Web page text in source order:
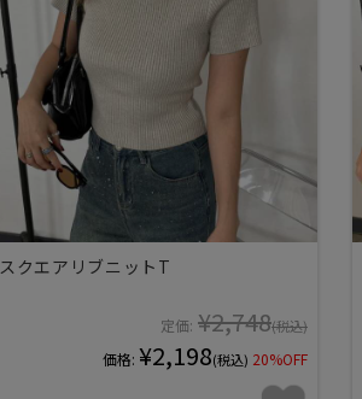
スクエアリブニットT
定価: ¥2,748(税込)
価格: ¥2,198(税込) 20%OFF